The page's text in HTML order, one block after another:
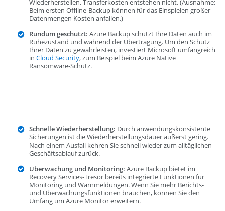
Wiederherstellen. Transferkosten entstehen nicht. (Ausnahme:
Beim ersten Offline-Backup können für das Einspielen großer
Datenmengen Kosten anfallen.)
Rundum geschützt: Azure Backup schützt Ihre Daten auch im
Ruhezustand und während der Übertragung. Um den Schutz
Ihrer Daten zu gewährleisten, investiert Microsoft umfangreich
inCloud Security, zum Beispiel beim Azure Native
Ransomware-Schutz.
Schnelle Wiederherstellung: Durch anwendungskonsistente
Sicherungen ist die Wiederherstellungsdauer äußerst gering.
Nach einem Ausfall kehren Sie schnell wieder zum alltäglichen
Geschäftsablauf zurück.
Überwachung und Monitoring: Azure Backup bietet im
Recovery Services-Tresor bereits integrierte Funktionen für
Monitoring und Warnmeldungen. Wenn Sie mehr Berichts-
und Überwachungsfunktionen brauchen, können Sie den
Umfang um Azure Monitor erweitern.